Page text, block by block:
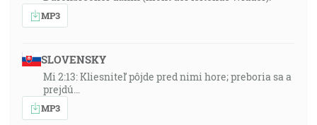
MP3
SLOVENSKY
Mi 2:13: Kliesniteľ pôjde pred nimi hore; preboria sa a
prejdú…
MP3